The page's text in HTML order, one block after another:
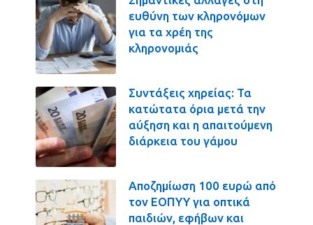
ευθύνη των κληρονόμων
για τα χρέη της
κληρονομιάς
Συντάξεις χηρείας: Τα
κατώτατα όρια μετά την
αύξηση και η απαιτούμενη
διάρκεια του γάμου
Αποζημίωση 100 ευρώ από
τον ΕΟΠΥΥ για οπτικά
παιδιών, εφήβων και